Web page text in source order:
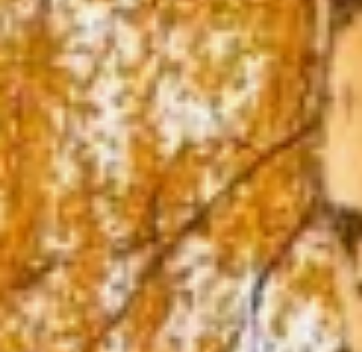
девушки, конечно же,
чтобы узнать
про будущее замужество
и жениха.
Сны в ночь на 18
сентября считались
вещими. А для тех, кто
любит давать клятвы —
это опасный день. В
народе верили, если
человек поклянется
в этот день, а слов своих
не сдержит, то в скором
времени умрет.
Берёзовый
веник супротив
Кумохи
В народе 18 сентября
называли ещё Осенней
Кумохой или Кумокин
день. Существовало
поверье, что выходит